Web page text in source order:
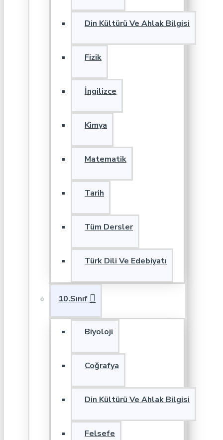
Din Kültürü Ve Ahlak Bilgisi
Fizik
İngilizce
Kimya
Matematik
Tarih
Tüm Dersler
Türk Dili Ve Edebiyatı
10.Sınıf
Biyoloji
Coğrafya
Din Kültürü Ve Ahlak Bilgisi
Felsefe